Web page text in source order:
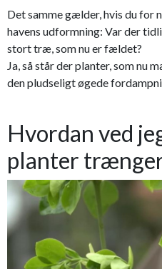
Det samme gælder, hvis du
havens udformning: Var der
stort træ, som nu er fældet?
Ja, så står der planter, som nu
den pludseligt øgede
Hvordan ved
planter